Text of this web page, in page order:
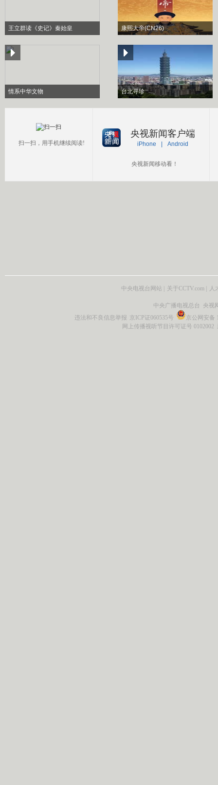
王立群读《史记》秦始皇 康熙大帝(CN26)
情系中华文物 台北寻珍
扫一扫，用手机继续阅读!
央视新闻客户端
iPhone Android
央视新闻移动看！
中央电视台网站 | 关于CCTV.com | 人
中央广播电视总台 央视
违法和不良信息举报 京ICP证060535号
京公网安备
网上传播视听节目许可证号 0102002